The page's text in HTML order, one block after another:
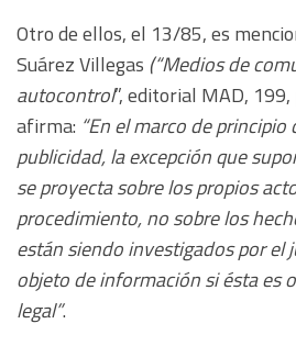
Otro de ellos, el 13/85, es
Suárez Villegas (“Medios de
autocontrol”, editorial MAD,
afirma: “En el marco de
publicidad, la excepción que
se proyecta sobre los propios
procedimiento, no sobre los
están siendo investigados por el
objeto de información si ésta es
legal”.